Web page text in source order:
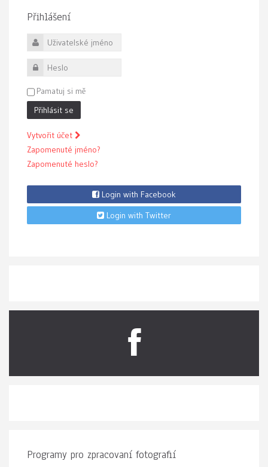
Přihlášení
Uživatelské jméno
Heslo
Pamatuj si mě
Přihlásit se
Vytvořit účet
Zapomenuté jméno?
Zapomenuté heslo?
Login with Facebook
Login with Twitter
Programy pro zpracovaní fotografií